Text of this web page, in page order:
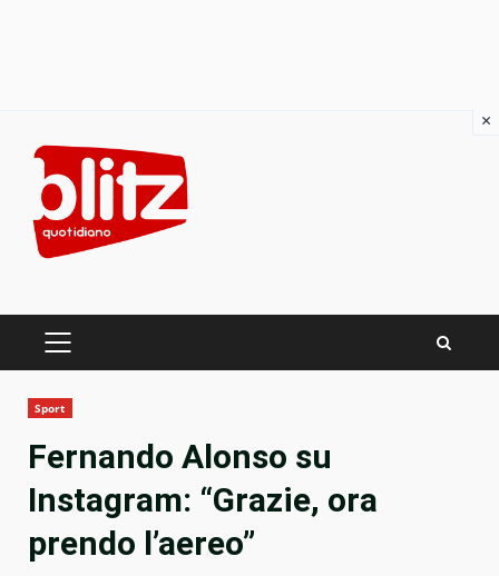
content
PRIMARY
Sport
Fernando Alonso su
Instagram: “Grazie, ora
prendo l’aereo”
×